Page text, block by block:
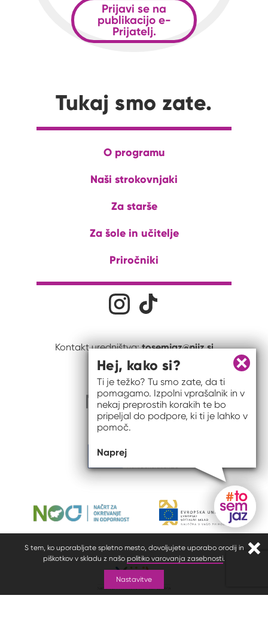
S tem, ko uporabljate spletno mesto, dovoljujete uporabo orodij in
piškotkov v skladu z našo politiko varovanja zasebnosti.
Nastavitve
Prijavi se na
publikacijo e-
Prijatelj.
Tukaj smo zate.
O programu
Naši strokovnjaki
Za starše
Za šole in učitelje
Priročniki
Družabna omrežjaNa naš Instagram profil
Kontakt uredništva:tosemjaz@nijz.si
Gumb
Zapri
Hej, kako si?
Ti je težko? Tu smo zate, da ti
pomagamo. Izpolni vprašalnik in v
nekaj preprostih korakih te bo
pripeljal do podpore, ki ti je lahko v
pomoč.
Naprej